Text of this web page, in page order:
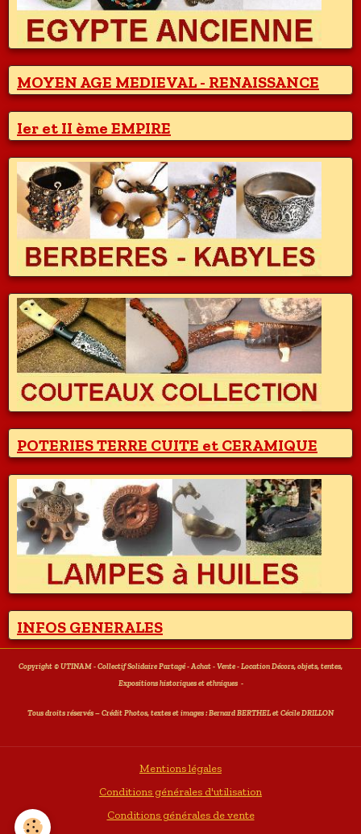
MOYEN AGE MEDIEVAL - RENAISSANCE
Ier et II ème EMPIRE
POTERIES TERRE CUITE et CERAMIQUE
INFOS GENERALES
Copyright © UTINAM - Collectif Solidaire Partagé - Achat - Vente - Location Décors, objets, tentes,
Expositions historiques et ethniques -
Tous droits réservés – Crédit Photos, textes et images : Bernard BERTHEL et Cécile DRILLON
Mentions légales
Conditions générales d'utilisation
Conditions générales de vente